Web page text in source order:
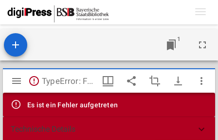
1
Mirador
Viewer
TypeError: Failed to fetch
Es ist ein Fehler aufgetreten
Technische Details